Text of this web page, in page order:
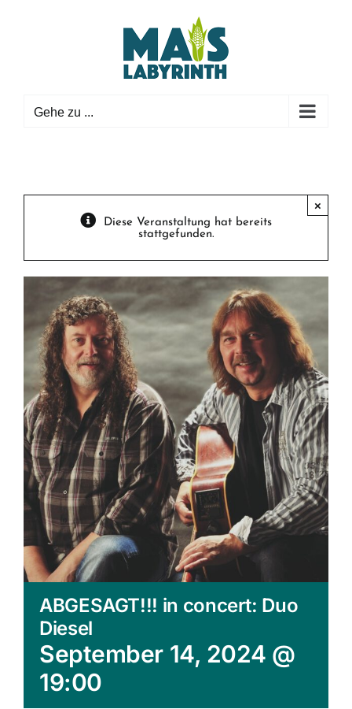
Gehe zu ...
Diese Veranstaltung hat bereits
stattgefunden.
×
ABGESAGT!!! in concert: Duo
Diesel
September 14, 2024 @
19:00